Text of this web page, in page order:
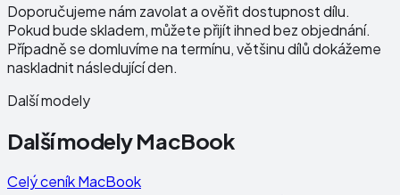
Doporučujeme nám zavolat a ověřit dostupnost dílu.
Pokud bude skladem, můžete přijít ihned bez objednání.
Případně se domluvíme na termínu, většinu dílů dokážeme
naskladnit následující den.
Další modely
Další modelyMacBook
Celý ceníkMacBook